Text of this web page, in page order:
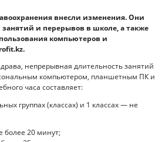
внесли изменения. Они
занятий и перерывов в школе, а также
компьютеров и
непрерывная длительность занятий
компьютером, планшетным ПК и
часа составляет:
группах (классах) и 1 классах — не
более 20 минут;